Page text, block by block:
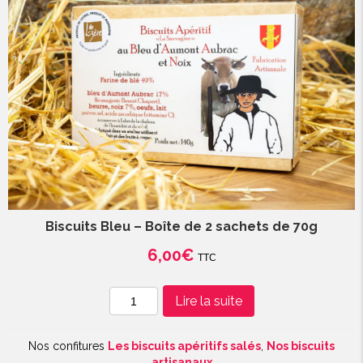
de
70g
Biscuits Bleu – Boîte de 2 sachets de 70g
6,00€ TTC
quantité
de
Bleu
Lire la suite
Nos confitures Les biscuits apéritifs salés Nos biscuits